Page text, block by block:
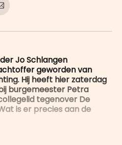
Jo Schlangen
geworden van
Hij heeft hier zaterdag
burgemeester Petra
tegenover De
is er precies aan de